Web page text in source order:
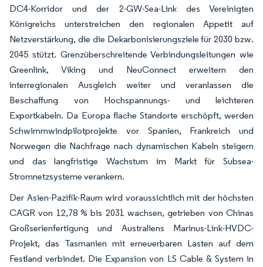
DC4-Korridor und der 2-GW-Sea-Link des Vereinigten
Königreichs unterstreichen den regionalen Appetit auf
Netzverstärkung, die die Dekarbonisierungsziele für 2030 bzw.
2045 stützt. Grenzüberschreitende Verbindungsleitungen wie
Greenlink, Viking und NeuConnect erweitern den
interregionalen Ausgleich weiter und veranlassen die
Beschaffung von Hochspannungs- und leichteren
Exportkabeln. Da Europa flache Standorte erschöpft, werden
Schwimmwindpilotprojekte vor Spanien, Frankreich und
Norwegen die Nachfrage nach dynamischen Kabeln steigern
und das langfristige Wachstum im Markt für Subsea-
Stromnetzsysteme verankern.
Der Asien-Pazifik-Raum wird voraussichtlich mit der höchsten
CAGR von 12,78 % bis 2031 wachsen, getrieben von Chinas
Großserienfertigung und Australiens Marinus-Link-HVDC-
Projekt, das Tasmanien mit erneuerbaren Lasten auf dem
Festland verbindet. Die Expansion von LS Cable & System in